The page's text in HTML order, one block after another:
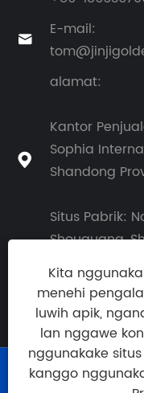

E-mail:

alamat:
Kantor
Sophia
Shandong
Situs Pabrik:
Shouguang,
Hak Cipta ©
Kita
menehi
luwih apik,
lan nggawe
nggunakake
kanggo